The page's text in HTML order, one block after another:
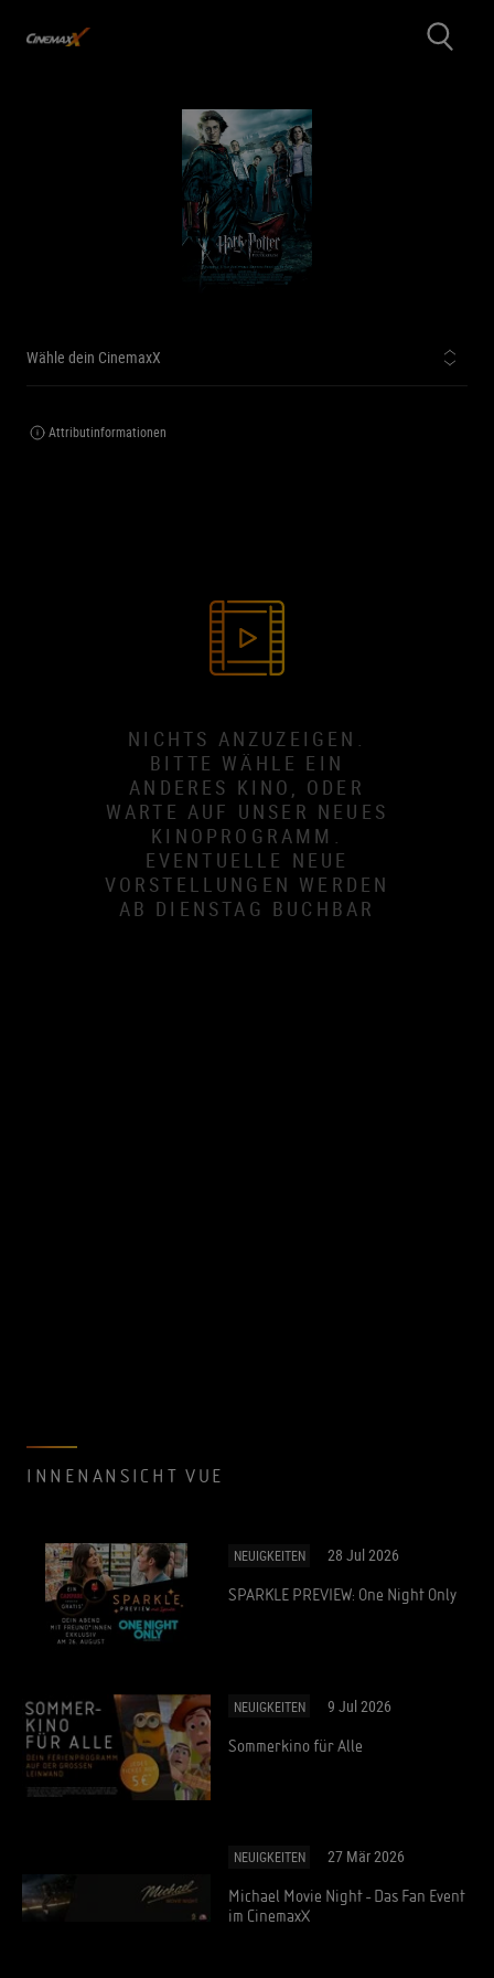
Wähle dein CinemaxX
Attributinformationen
NICHTS ANZUZEIGEN.
BITTE WÄHLE EIN
ANDERES KINO, ODER
WARTE AUF UNSER NEUES
KINOPROGRAMM.
EVENTUELLE NEUE
VORSTELLUNGEN WERDEN
AB DIENSTAG BUCHBAR
INNENANSICHT VUE
NEUIGKEITEN 28 Jul 2026
SPARKLE PREVIEW: One Night Only
NEUIGKEITEN 9 Jul 2026
Sommerkino für Alle
NEUIGKEITEN 27 Mär 2026
Michael Movie Night - Das Fan Event
im CinemaxX